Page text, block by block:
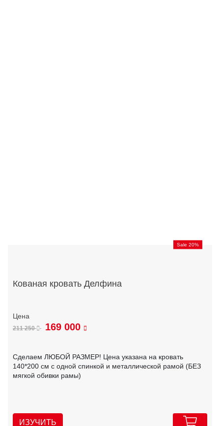
Sale 20%
Кованая кровать Делфина
211 250 169 000
Сделаем ЛЮБОЙ РАЗМЕР! Цена указана на кровать
140*200 см с одной спинкой и металлической рамой (БЕЗ
мягкой обивки рамы)
ИЗУЧИТЬ